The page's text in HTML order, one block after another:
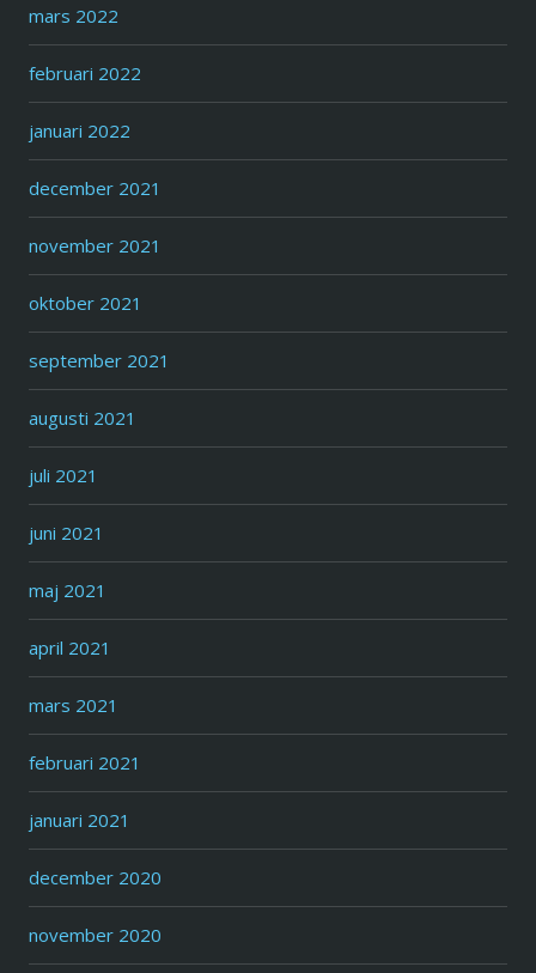
mars 2022
februari 2022
januari 2022
december 2021
november 2021
oktober 2021
september 2021
augusti 2021
juli 2021
juni 2021
maj 2021
april 2021
mars 2021
februari 2021
januari 2021
december 2020
november 2020